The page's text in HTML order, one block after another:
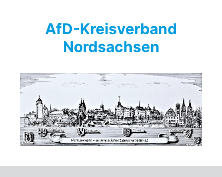
AfD-Kreisverband
Nordsachsen